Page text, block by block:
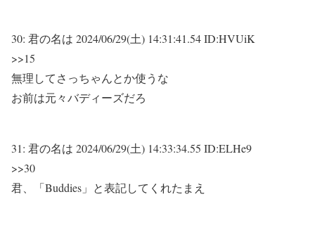
30: 君の名は 2024/06/29(土) 14:31:41.54 ID:HVUiK
>>15
無理してさっちゃんとか使うな
お前は元々バディーズだろ
31: 君の名は 2024/06/29(土) 14:33:34.55 ID:ELHe9
>>30
君、「Buddies」と表記してくれたまえ